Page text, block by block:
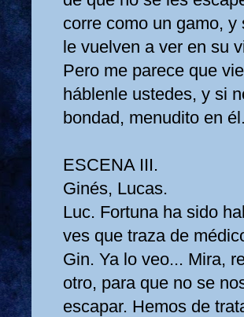
corre como un gamo,
le vuelven a ver en su
Pero me parece que
háblenle ustedes, y si
bondad, menudito en
ESCENA III.
Ginés, Lucas.
Luc. Fortuna ha sido
ves que traza de
Gin. Ya lo veo... Mira,
otro, para que no se
escapar. Hemos de